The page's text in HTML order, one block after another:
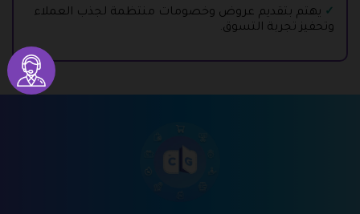
يهتم بتقديم عروض وخصومات منتظمة لجذب العملاء
وتحفيز تجربة التسوق.